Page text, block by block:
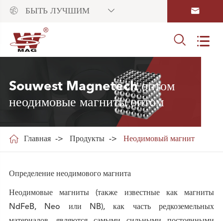
 БЫТЬ ЛУЧШИМ  
 
Souwest Magnetech оптом
неодимовые магниты оптом
 Главная Продукты Неодимовый магнит
Определение неодимового магнита
Неодимовые магниты (также известные как магниты
NdFeB, Neo или NB), как часть редкоземельных